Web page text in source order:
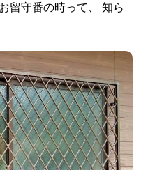
留守番の時って、 知ら